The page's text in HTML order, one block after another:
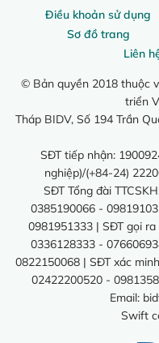
Điều khoản sử dụng
Sơ đồ trang
Liên
© Bản quyền 2018 thuộc
triển
Tháp BIDV, Số 194 Trần
SĐT tiếp nhận:
nghiệp)/(+84-24)
SĐT Tổng đài
0385190066 -
0981951333 | SĐT gọi
0336128333 -
0822150068 | SĐT xác
02422200520 -
Email:
Swift